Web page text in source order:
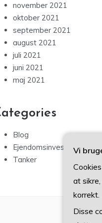
november 2021
oktober 2021
september 2021
august 2021
juli 2021
juni 2021
maj 2021
Blog
Ejendomsinvestering
Tanker
Vi
at
korrekt.
Disse